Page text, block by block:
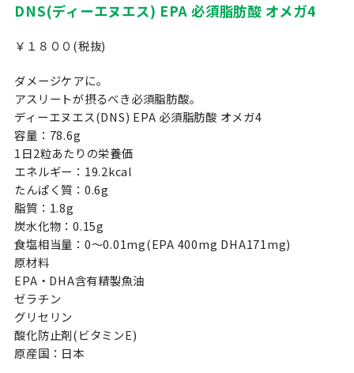
DNS(ディーエヌエス) EPA 必須脂肪酸 オメガ4
￥１８００(税抜)
ダメージケアに。
アスリートが摂るべき必須脂肪酸。
ディーエヌエス(DNS) EPA 必須脂肪酸 オメガ4
容量：78.6g
1日2粒あたりの栄養価
エネルギー：19.2kcal
たんぱく質：0.6g
脂質：1.8g
炭水化物：0.15g
食塩相当量：0〜0.01mg(EPA 400mg DHA171mg)
原材料
EPA・DHA含有精製魚油
ゼラチン
グリセリン
酸化防止剤(ビタミンE)
原産国：日本